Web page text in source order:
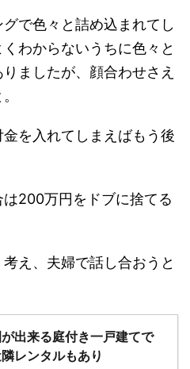
で色々と詰め込まれてし
わからないうちに色々と
ましたが、顔合わせさえ
を入れてしまえばもう後
200万円をドブに捨てる
え、夫婦で話し合おうと
出来る庭付き一戸建てで
レンタルもあり